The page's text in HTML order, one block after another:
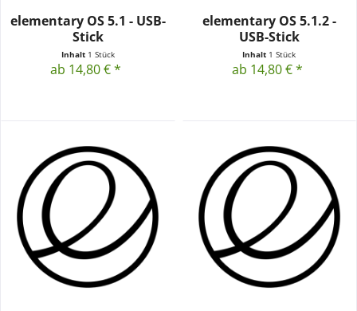
elementary OS 5.1 - USB-
Stick
Inhalt 1 Stück
ab 14,80 € *
elementary OS 5.1.2 -
USB-Stick
Inhalt 1 Stück
ab 14,80 € *